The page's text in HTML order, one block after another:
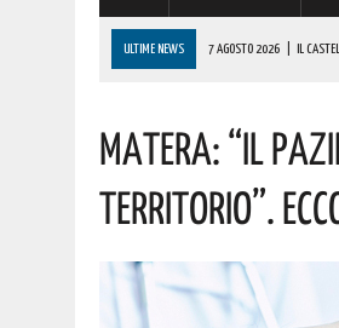
ULTIME NEWS 7 AGOSTO 2026 IL
A FERRANDINA LORENA,
7 AGOSTO 2026 A GRASSANO FERVONO I
7 AGOSTO 2026 BERNALDA: IL SUGGESTIVO
Matera: “Il
Territorio”.